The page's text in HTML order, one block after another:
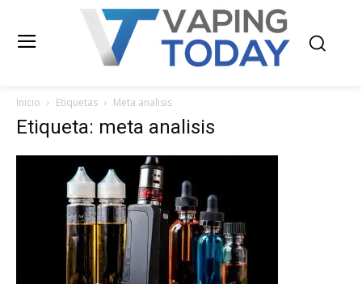
Inicio Etiquetas Meta analisis
Etiqueta: meta analisis